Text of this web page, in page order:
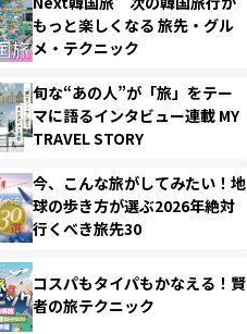
もっと楽しくなる 旅先・グル
メ・テクニック
旬な“あの人”が「旅」をテー
マに語るインタビュー連載 MY
TRAVEL STORY
今、こんな旅がしてみたい！地
球の歩き方が選ぶ2026年絶対
行くべき旅先30
コスパもタイパもかなえる！賢
者の旅テクニック